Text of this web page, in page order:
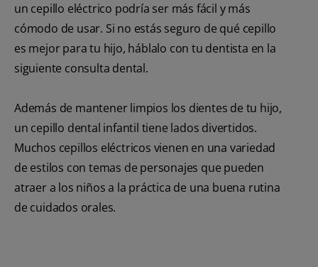
un cepillo eléctrico podría ser más fácil y más
cómodo de usar. Si no estás seguro de qué cepillo
es mejor para tu hijo, háblalo con tu dentista en la
siguiente consulta dental.
Además de mantener limpios los dientes de tu hijo,
un cepillo dental infantil tiene lados divertidos.
Muchos cepillos eléctricos vienen en una variedad
de estilos con temas de personajes que pueden
atraer a los niños a la práctica de una buena rutina
de cuidados orales.